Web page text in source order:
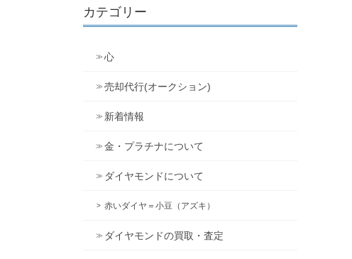
カテゴリー
心
売却代行(オークション)
新着情報
金・プラチナについて
ダイヤモンドについて
赤いダイヤ＝小豆（アズキ）
ダイヤモンドの買取・査定